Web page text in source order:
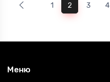
1 2 3 4
Меню